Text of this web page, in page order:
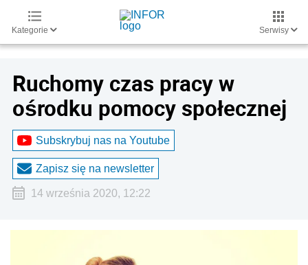
Kategorie Serwisy
Ruchomy czas pracy w
ośrodku pomocy społecznej
Subskrybuj nas na Youtube
Zapisz się na newsletter
14 września 2020, 12:22